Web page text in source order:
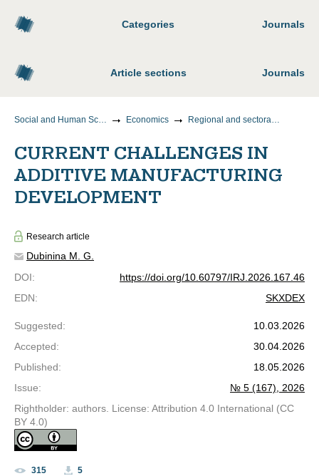
Categories Journals
Article sections Journals
Social and Human Sciences Economics Regional and sectoral economics
CURRENT CHALLENGES IN
ADDITIVE MANUFACTURING
DEVELOPMENT
Research article
Dubinina M. G.
DOI:
https://doi.org/10.60797/IRJ.2026.167.46
EDN: SKXDEX
Suggested:
10.03.2026
Accepted:
30.04.2026
Published:
18.05.2026
Issue:
№ 5 (167), 2026
Rightholder: authors. License: Attribution 4.0 International (CC
BY 4.0)
315 5